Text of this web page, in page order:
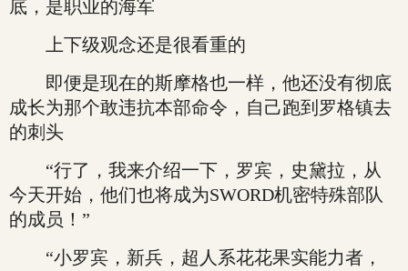
底，是职业的海军
上下级观念还是很看重的
即便是现在的斯摩格也一样，他还没有彻底
成长为那个敢违抗本部命令，自己跑到罗格镇去
的刺头
“行了，我来介绍一下，罗宾，史黛拉，从
今天开始，他们也将成为SWORD机密特殊部队
的成员！”
“小罗宾，新兵，超人系花花果实能力者，